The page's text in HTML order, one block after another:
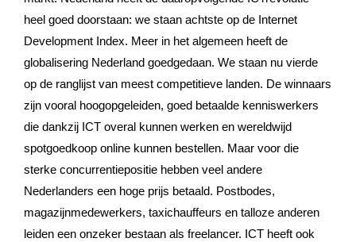
heel goed doorstaan: we staan achtste op de Internet
Development Index. Meer in het algemeen heeft de
globalisering Nederland goedgedaan. We staan nu vierde
op de ranglijst van meest competitieve landen. De winnaars
zijn vooral hoogopgeleiden, goed betaalde kenniswerkers
die dankzij ICT overal kunnen werken en wereldwijd
spotgoedkoop online kunnen bestellen. Maar voor die
sterke concurrentiepositie hebben veel andere
Nederlanders een hoge prijs betaald. Postbodes,
magazijnmedewerkers, taxichauffeurs en talloze anderen
leiden een onzeker bestaan als freelancer. ICT heeft ook